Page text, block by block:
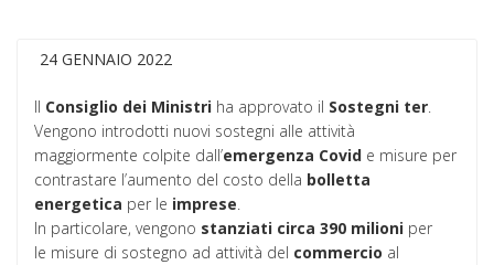
24 GENNAIO 2022
Il Consiglio dei Ministri ha approvato il Sostegni ter.
Vengono introdotti nuovi sostegni alle attività
maggiormente colpite dall’emergenza Covid e misure per
contrastare l’aumento del costo della bolletta
energetica per le imprese.
In particolare, vengono stanziati circa 390 milioni per
le misure di sostegno ad attività del commercio al